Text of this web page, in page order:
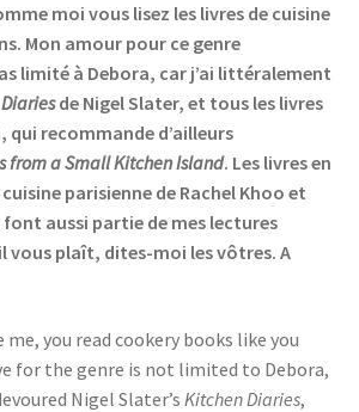
moi vous lisez les livres de cuisine
Mon amour pour ce genre
limité à Debora, car j’ai littéralement
de Nigel Slater, et tous les livres
qui recommande d’ailleurs
from a Small Kitchen Island. Les livres en
parisienne de Rachel Khoo et
font aussi partie de mes lectures
vous plaît, dites-moi les vôtres. A
me, you read cookery books like you
for the genre is not limited to Debora,
Nigel Slater’s Kitchen Diaries,